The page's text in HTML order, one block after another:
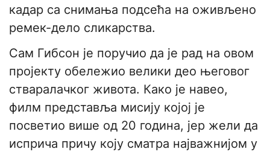
кадар са снимања подсећа на оживљено
ремек-дело сликарства.
Сам Гибсон је поручио да је рад на овом
пројекту обележио велики део његовог
стваралачког живота. Како је навео,
филм представља мисију којој је
посветио више од 20 година, јер жели да
исприча причу коју сматра најважнијом у